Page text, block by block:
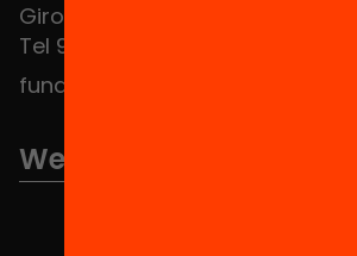
Girona 34, interior 08010
Tel 934 588 700
fundacio@equitat.org
We are part of...